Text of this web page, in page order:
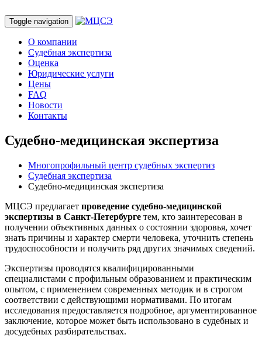
Toggle navigation
О компании
Судебная экспертиза
Оценка
Юридические услуги
Цены
FAQ
Новости
Контакты
Судебно-медицинская экспертиза
Многопрофильный центр судебных экспертиз
Судебная экспертиза
Судебно-медицинская экспертиза
МЦСЭ предлагает проведение судебно-медицинской
экспертизы в Санкт-Петербурге тем, кто заинтересован в
получении объективных данных о состоянии здоровья, хочет
знать причины и характер смерти человека, уточнить степень
трудоспособности и получить ряд других значимых сведений.
Экспертизы проводятся квалифицированными
специалистами с профильным образованием и практическим
опытом, с применением современных методик и в строгом
соответствии с действующими нормативами. По итогам
исследования предоставляется подробное, аргументированное
заключение, которое может быть использовано в судебных и
досудебных разбирательствах.